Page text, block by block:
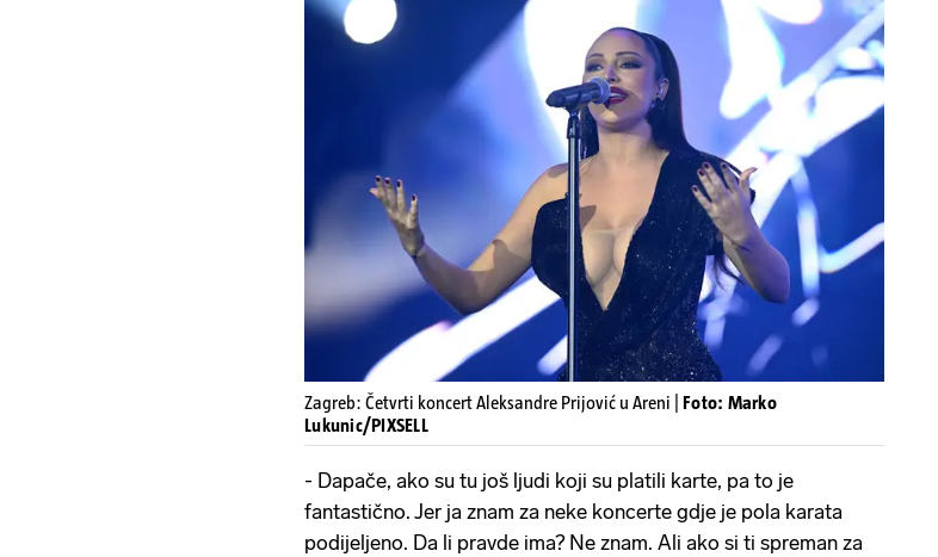
Zagreb: Četvrti koncert Aleksandre Prijović u Areni | Foto: Marko
Lukunic/PIXSELL
- Dapače, ako su tu još ljudi koji su platili karte, pa to je
fantastično. Jer ja znam za neke koncerte gdje je pola karata
podijeljeno. Da li pravde ima? Ne znam. Ali ako si ti spreman za